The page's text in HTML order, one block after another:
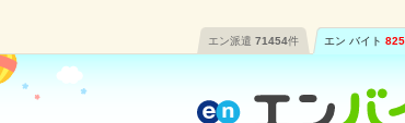
エン派遣 71454件 エン バイト